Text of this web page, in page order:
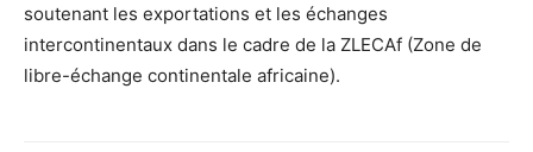
soutenant les exportations et les échanges
intercontinentaux dans le cadre de la ZLECAf (Zone de
libre-échange continentale africaine).